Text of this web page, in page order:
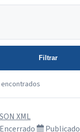
Filtrar
XML
Encerrado